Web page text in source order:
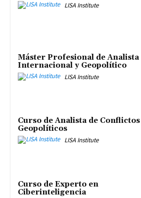
LISA Institute
Máster Profesional de Analista
Internacional y Geopolítico
LISA Institute
Curso de Analista de Conflictos
Geopolíticos
LISA Institute
Curso de Experto en
Ciberinteligencia